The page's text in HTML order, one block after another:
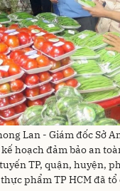
Lan - Giám đốc Sở
hoạch đảm bảo an
TP, quận, huyện,
phẩm TP HCM đã